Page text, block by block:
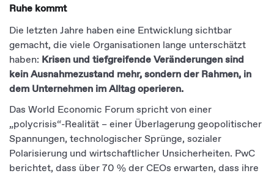
Ruhe kommt
Die letzten Jahre haben eine Entwicklung sichtbar
gemacht, die viele Organisationen lange unterschätzt
haben: Krisen und tiefgreifende Veränderungen sind
kein Ausnahmezustand mehr, sondern der Rahmen, in
dem Unternehmen im Alltag operieren.
Das World Economic Forum spricht von einer
„polycrisis“-Realität – einer Überlagerung geopolitischer
Spannungen, technologischer Sprünge, sozialer
Polarisierung und wirtschaftlicher Unsicherheiten. PwC
berichtet, dass über 70 % der CEOs erwarten, dass ihre